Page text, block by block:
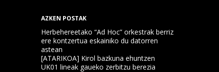
AZKEN POSTAK
Herbehereetako “Ad Hoc” orkestrak berriz
ere kontzertua eskainiko du datorren
astean
[ATARIKOA] Kirol bazkuna ehuntzen
UK01 lineak gaueko zerbitzu berezia